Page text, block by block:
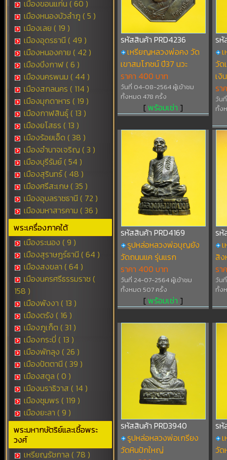
เมืองขอนแก่น ( 60 )
เมืองหนองบัวลำภู ( 5 )
เมืองเลย ( 19 )
เมืองอุดรธานี ( 49 )
เมืองหนองคาย ( 42 )
เมืองบึงกาฬ ( 6 )
เมืองนครพนม ( 44 )
เมืองสกลนคร ( 114 )
เมืองมุกดาหาร ( 19 )
เมืองกาฬสินธุ์ ( 13 )
เมืองยโสธร ( 13 )
เมืองร้อยเอ็ด ( 38 )
เมืองอำนาจเจริญ ( 3 )
เมืองบุรีรัมย์ ( 54 )
เมืองสุรินทร์ ( 48 )
เมืองศรีสะเกษ ( 35 )
เมืองอุบลราชธานี ( 72 )
เมืองมหาสารคาม ( 36 )
พระเครื่องภาคใต้
เมืองระนอง ( 9 )
เมืองสุราษฎร์ธานี ( 64 )
เมืองสงขลา ( 64 )
เมืองนครศรีธรรมราช (
158 )
เมืองพังงา ( 13 )
เมืองตรัง ( 16 )
เมืองภูเก็ต ( 31 )
เมืองกระบี่ ( 13 )
เมืองพัทลุง ( 26 )
เมืองปัตตานี ( 39 )
เมืองสตูล ( 0 )
เมืองนราธิวาส ( 14 )
เมืองชุมพร ( 119 )
เมืองยะลา ( 9 )
พระมหากษัตริย์และเชื้อพระ
วงศ์
เหรียญรัชกาล ( 78 )
รหัสสินค้า PRD4236
เหรียญหลวงพ่อคง วัด
เขาสมโภชน์ ปี37 นวะ
ราคา 400 บาท
วันที่ 04-08-2564 ผู้เข้าชม
ทั้งหมด 478 ครั้ง
[พร้อมเช่า ]
รหั
วั
เงิน
รา
วัน
ทั้ง
รหัสสินค้า PRD4169
รูปหล่อหลวงพ่อบุญยัง
วัดถนนแค รุ่นแรก
ราคา 400 บาท
วันที่ 24-07-2564 ผู้เข้าชม
ทั้งหมด 507 ครั้ง
[พร้อมเช่า ]
รหั
สิง
รา
วัน
ทั้ง
รหัสสินค้า PRD3940
รูปหล่อหลวงพ่อเกรียง
วัดหินปักใหญ่
รหั
วัด